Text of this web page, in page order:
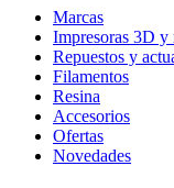
Marcas
Impresoras 3D y
Repuestos y
Filamentos
Resina
Accesorios
Ofertas
Novedades